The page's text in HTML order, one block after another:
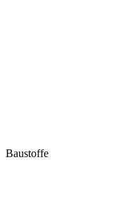
Baustoffe